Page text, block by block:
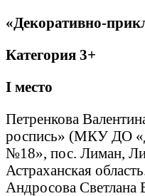
«Декоративно-
Категория 3+
I место
Петренкова
роспись» (МКУ ДО
№18», пос. Лиман,
Астраханская
Андросова Светлана